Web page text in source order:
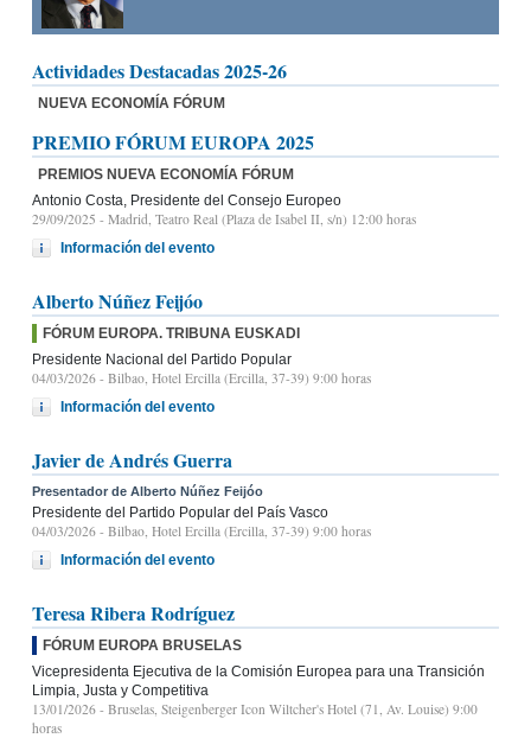
Actividades Destacadas 2025-26
NUEVA ECONOMÍA FÓRUM
PREMIO FÓRUM EUROPA 2025
PREMIOS NUEVA ECONOMÍA FÓRUM
Antonio Costa, Presidente del Consejo Europeo
29/09/2025 - Madrid, Teatro Real (Plaza de Isabel II, s/n) 12:00 horas
Información del evento
Alberto Núñez Feijóo
FÓRUM EUROPA. TRIBUNA EUSKADI
Presidente Nacional del Partido Popular
04/03/2026 - Bilbao, Hotel Ercilla (Ercilla, 37-39) 9:00 horas
Información del evento
Javier de Andrés Guerra
Presentador de Alberto Núñez Feijóo
Presidente del Partido Popular del País Vasco
04/03/2026 - Bilbao, Hotel Ercilla (Ercilla, 37-39) 9:00 horas
Información del evento
Teresa Ribera Rodríguez
FÓRUM EUROPA BRUSELAS
Vicepresidenta Ejecutiva de la Comisión Europea para una Transición
Limpia, Justa y Competitiva
13/01/2026 - Bruselas, Steigenberger Icon Wiltcher's Hotel (71, Av. Louise) 9:00
horas